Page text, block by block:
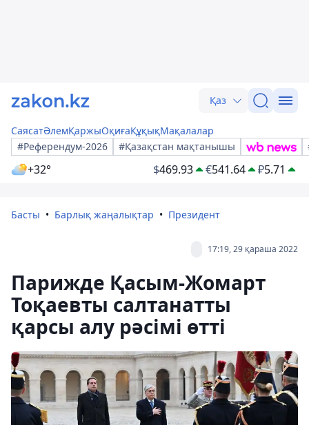
Қаз
СаясатӘлемҚаржыОқиғаҚұқықМақалалар
#Референдум-2026
#Қазақстан мақтанышы
+32° $469.93 €541.64 ₽5.71
Басты Барлық жаңалықтар Президент
17:19, 29 қараша 2022
Парижде Қасым-Жомарт
Тоқаевты салтанатты
қарсы алу рәсімі өтті